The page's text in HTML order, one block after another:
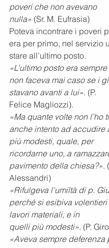
poveri che non avevano
nulla» (Sr. M. Eufrasia)
Poteva incontrare i poveri
era per primo, nel servizio
stare all’ultimo posto.
«L’ultimo posto era
non faceva mai caso se i
stavano avanti a lui». (P.
Felice Magliozzi).
«Ma quante volte non l’ho
anche intento ad accudire
più modesti, quale, per
ricordarne uno, a
pavimento della chiesa?».
Alessandri)
«Rifulgeva l’umiltà di p.
perché si esibiva
lavori materiali, e in
quelli più modesti». (P.
«Aveva sempre deferenza